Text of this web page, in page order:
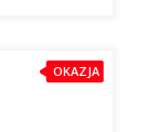
OKAZJA